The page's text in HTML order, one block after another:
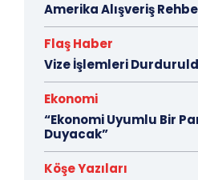
Amerika Alışveriş
Flaş Haber
Vize İşlemleri
Ekonomi
“Ekonomi Uyumlu Bir
Duyacak”
Köşe Yazıları